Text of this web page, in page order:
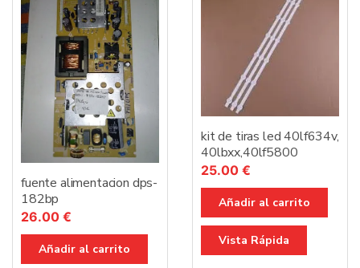
fuente alimentacion dps-
182bp
26.00 €
Añadir al carrito
kit de tiras led 40lf634v,
40lbxx,40lf5800
25.00 €
Añadir al carrito
Vista Rápida